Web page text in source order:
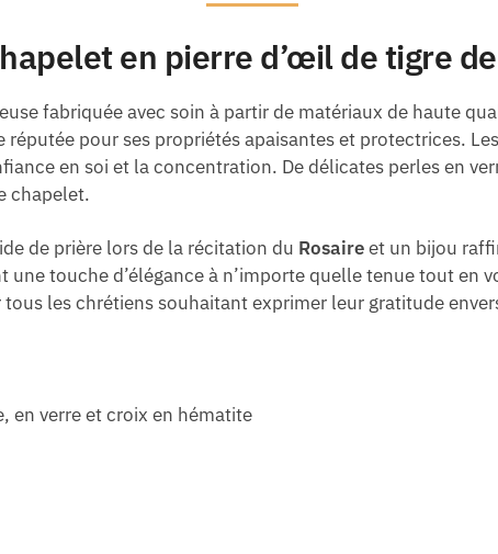
en pierre d’œil de tigre
fabriquée avec soin à partir de matériaux de haute
réputée pour ses propriétés apaisantes et protectrices.
en soi et la concentration. De délicates perles en
chapelet.
de prière lors de la récitation du Rosaireet un bijou
une touche d’élégance à n’importe quelle tenue tout en
les chrétiens souhaitant exprimer leur gratitude
en verre et croix en hématite